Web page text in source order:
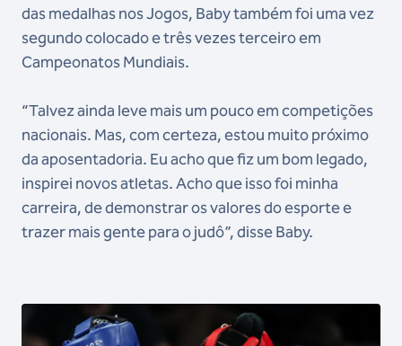
das medalhas nos Jogos, Baby também foi uma vez
segundo colocado e três vezes terceiro em
Campeonatos Mundiais.
“Talvez ainda leve mais um pouco em competições
nacionais. Mas, com certeza, estou muito próximo
da aposentadoria. Eu acho que fiz um bom legado,
inspirei novos atletas. Acho que isso foi minha
carreira, de demonstrar os valores do esporte e
trazer mais gente para o judô”, disse Baby.